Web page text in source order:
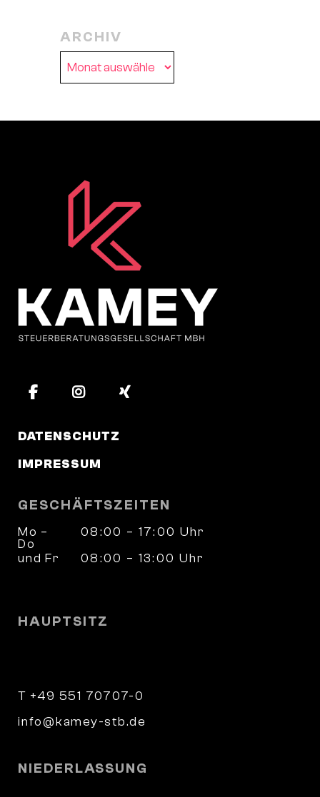
ARCHIV
DATENSCHUTZ
IMPRESSUM
GESCHÄFTSZEITEN
Mo –
Do
08:00 – 17:00 Uhr
und Fr
08:00 – 13:00 Uhr
HAUPTSITZ
T +49 551 70707-0
info@kamey-stb.de
NIEDERLASSUNG